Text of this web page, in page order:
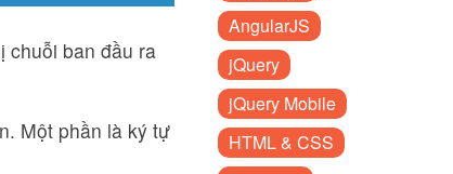
chuỗi ban đầu ra
Một phần là ký tự
AngularJS
jQuery
jQuery Mobile
HTML & CSS